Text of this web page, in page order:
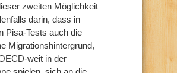
zweiten Möglichkeit
darin, dass in
Pisa-Tests auch die
Migrationshintergrund,
weit in der